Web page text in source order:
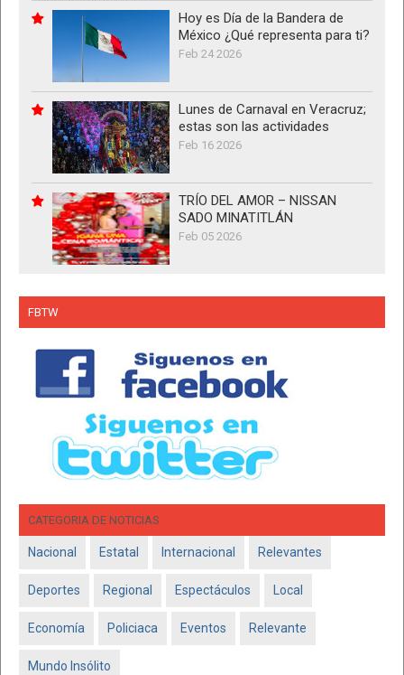
Hoy es Día de la Bandera de
México ¿Qué representa para ti?
Feb 24 2026
Lunes de Carnaval en Veracruz;
estas son las actividades
Feb 16 2026
TRÍO DEL AMOR – NISSAN
SADO MINATITLÁN
Feb 05 2026
FBTW
CATEGORIA DE NOTICIAS
Nacional Estatal Internacional Relevantes
Deportes Regional Espectáculos Local
Economía Policiaca Eventos Relevante
Mundo Insólito